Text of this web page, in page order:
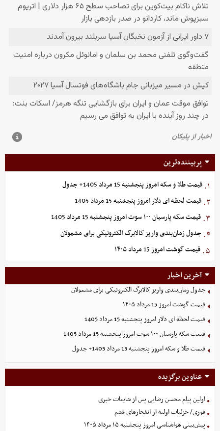
پربیننده‌ترین
۱. قیمت طلا و سکه امروز پنجشنبه 15 مرداد 1405+ جدول
۲. قیمت لحظه ای دلار امروز پنجشنبه 15 مرداد 1405
۳. قیمت سکه پارسیان ۱۰۰ سوت امروز پنجشنبه 15 مرداد 1405
۴. جدول زمان‌بندی واریز کالابرگ الکترونیکی برای مشمولان
۵. قیمت گوشت امروز 15 مرداد ۱۴۰۵
آخرین اخبار
جدول زمان‌بندی واریز کالابرگ الکترونیکی برای مشمولان
قیمت گوشت امروز 15 مرداد ۱۴۰۵
قیمت لحظه ای دلار امروز پنجشنبه 15 مرداد 1405
قیمت سکه پارسیان ۱۰۰ سوت امروز پنجشنبه 15 مرداد 1405
قیمت طلا و سکه امروز پنجشنبه 15 مرداد 1405+ جدول
عناوین برگزیده
اولین پیام محسن رضایی پس از شایعات خبری
فوری/ جزئیات اولیه از انفجارهای قشم
پیش‌بینی هواشناسی امروز پنجشنبه ۱۵ مرداد ۱۴۰۵